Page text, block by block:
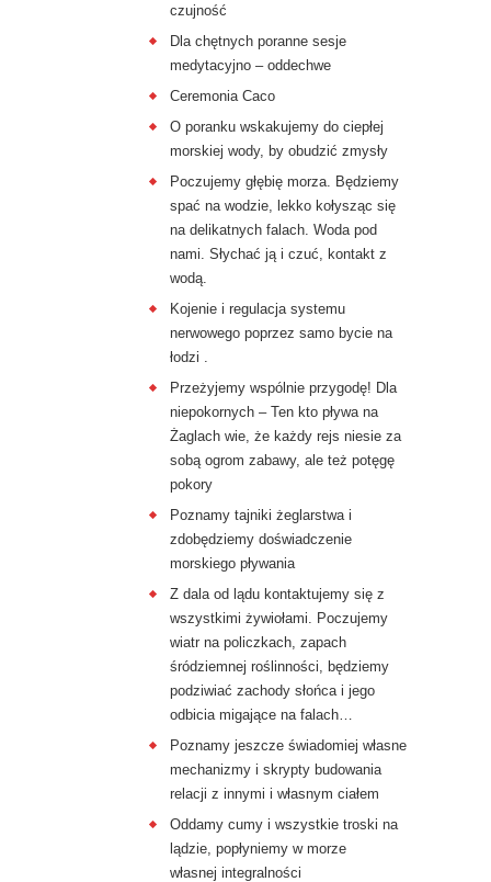
czujność
Dla chętnych poranne sesje
medytacyjno – oddechwe
Ceremonia Caco
O poranku wskakujemy do ciepłej
morskiej wody, by obudzić zmysły
Poczujemy głębię morza. Będziemy
spać na wodzie, lekko kołysząc się
na delikatnych falach. Woda pod
nami. Słychać ją i czuć, kontakt z
wodą.
Kojenie i regulacja systemu
nerwowego poprzez samo bycie na
łodzi .
Przeżyjemy wspólnie przygodę! Dla
niepokornych – Ten kto pływa na
Żaglach wie, że każdy rejs niesie za
sobą ogrom zabawy, ale też potęgę
pokory
Poznamy tajniki żeglarstwa i
zdobędziemy doświadczenie
morskiego pływania
Z dala od lądu kontaktujemy się z
wszystkimi żywiołami. Poczujemy
wiatr na policzkach, zapach
śródziemnej roślinności, będziemy
podziwiać zachody słońca i jego
odbicia migające na falach…
Poznamy jeszcze świadomiej własne
mechanizmy i skrypty budowania
relacji z innymi i własnym ciałem
Oddamy cumy i wszystkie troski na
lądzie, popłyniemy w morze
własnej integralności